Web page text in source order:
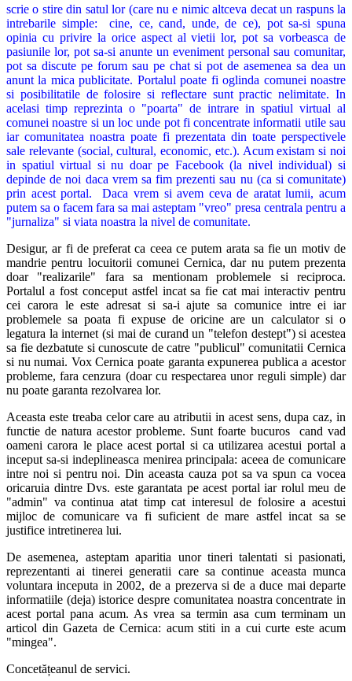
scrie o stire din satul lor (care nu e nimic altceva decat un raspuns la
intrebarile simple: cine, ce, cand, unde, de ce), pot sa-si spuna
opinia cu privire la orice aspect al vietii lor, pot sa vorbeasca de
pasiunile lor, pot sa-si anunte un eveniment personal sau comunitar,
pot sa discute pe forum sau pe chat si pot de asemenea sa dea un
anunt la mica publicitate. Portalul poate fi oglinda comunei noastre
si posibilitatile de folosire si reflectare sunt practic nelimitate. In
acelasi timp reprezinta o "poarta" de intrare in spatiul virtual al
comunei noastre si un loc unde pot fi concentrate informatii utile sau
iar comunitatea noastra poate fi prezentata din toate perspectivele
sale relevante (social, cultural, economic, etc.). Acum existam si noi
in spatiul virtual si nu doar pe Facebook (la nivel individual) si
depinde de noi daca vrem sa fim prezenti sau nu (ca si comunitate)
prin acest portal. Daca vrem si avem ceva de aratat lumii, acum
putem sa o facem fara sa mai asteptam "vreo" presa centrala pentru a
"jurnaliza" si viata noastra la nivel de comunitate.
Desigur, ar fi de preferat ca ceea ce putem arata sa fie un motiv de
mandrie pentru locuitorii comunei Cernica, dar nu putem prezenta
doar "realizarile" fara sa mentionam problemele si reciproca.
Portalul a fost conceput astfel incat sa fie cat mai interactiv pentru
cei carora le este adresat si sa-i ajute sa comunice intre ei iar
problemele sa poata fi expuse de oricine are un calculator si o
legatura la internet (si mai de curand un "telefon destept") si acestea
sa fie dezbatute si cunoscute de catre "publicul" comunitatii Cernica
si nu numai. Vox Cernica poate garanta expunerea publica a acestor
probleme, fara cenzura (doar cu respectarea unor reguli simple) dar
nu poate garanta rezolvarea lor.
Aceasta este treaba celor care au atributii in acest sens, dupa caz, in
functie de natura acestor probleme. Sunt foarte bucuros cand vad
oameni carora le place acest portal si ca utilizarea acestui portal a
inceput sa-si indeplineasca menirea principala: aceea de comunicare
intre noi si pentru noi. Din aceasta cauza pot sa va spun ca vocea
oricaruia dintre Dvs. este garantata pe acest portal iar rolul meu de
"admin" va continua atat timp cat interesul de folosire a acestui
mijloc de comunicare va fi suficient de mare astfel incat sa se
justifice intretinerea lui.
De asemenea, asteptam aparitia unor tineri talentati si pasionati,
reprezentanti ai tinerei generatii care sa continue aceasta munca
voluntara inceputa in 2002, de a prezerva si de a duce mai departe
informatiile (deja) istorice despre comunitatea noastra concentrate in
acest portal pana acum. As vrea sa termin asa cum terminam un
articol din Gazeta de Cernica: acum stiti in a cui curte este acum
"mingea".
Concetățeanul de servici.